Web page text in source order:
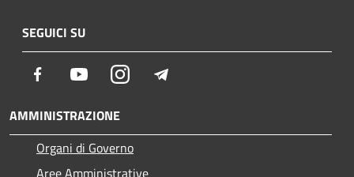
SEGUICI SU
Facebook YoutubeInstagram
AMMINISTRAZIONE
Organi di Governo
Aree Amministrative